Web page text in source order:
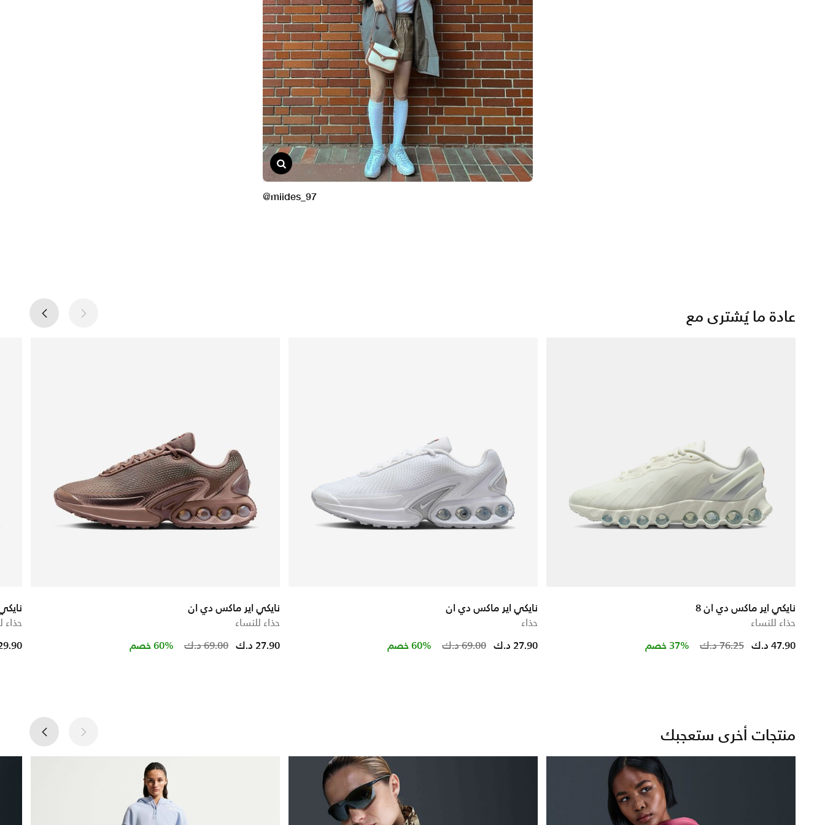
عادة ما يُشترى مع
نايكي اير ماكس دي ان 8
حذاء للنساء
Price reduced
76.25 د.ك to
47.90 د.ك 37% خصم
نايكي اير ماكس دي ان
حذاء
Price reduced from
69.00 د.ك to
27.90 د.ك 60% خصم
نايكي اير ماكس دي ان
حذاء للنساء
Price reduced from
69.00 د.ك to
27.90 د.ك 60% خصم
حذاء
reduced from
to
29.90
منتجات أخرى ستعجبك